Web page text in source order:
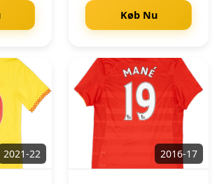
Køb Nu
2021-22 2016-17